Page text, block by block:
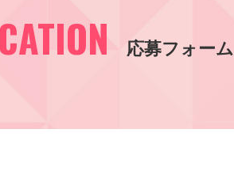
応募フォーム